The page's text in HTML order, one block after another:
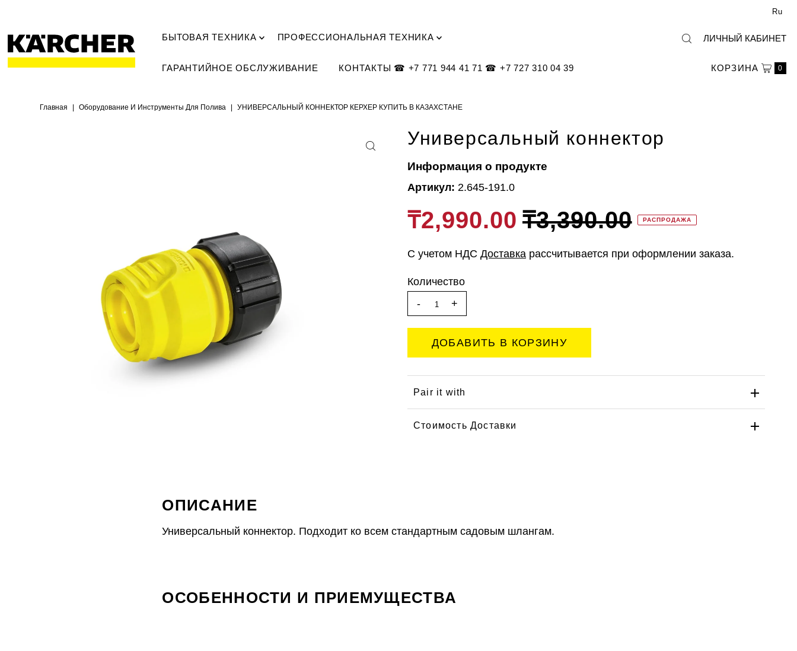
Ru
БЫТОВАЯ ТЕХНИКА ПРОФЕССИОНАЛЬНАЯ ТЕХНИКА
ГАРАНТИЙНОЕ ОБСЛУЖИВАНИЕ КОНТАКТЫ ☎ +7 771 944 41 71 ☎ +7 727 310 04 39
ЛИЧНЫЙ КАБИНЕТ
КОРЗИНА 0
Главная | Оборудование И Инструменты Для Полива | УНИВЕРСАЛЬНЫЙ КОННЕКТОР КЕРХЕР КУПИТЬ В КАЗАХСТАНЕ
Универсальный коннектор
Информация о продукте
Артикул: 2.645-191.0
₸2,990.00 ₸3,390.00 РАСПРОДАЖА
С учетом НДС Доставкарассчитывается при оформлении заказа.
Количество
-
+
Pair it with
Стоимость Доставки
ОПИСАНИЕ
Универсальный коннектор. Подходит ко всем стандартным садовым шлангам.
ОСОБЕННОСТИ И ПРИЕМУЩЕСТВА